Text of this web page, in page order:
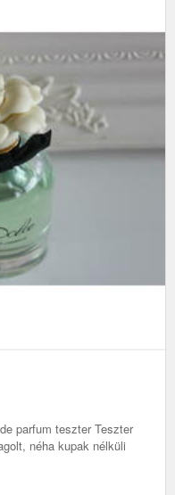
parfum teszter Teszter
néha kupak nélküli